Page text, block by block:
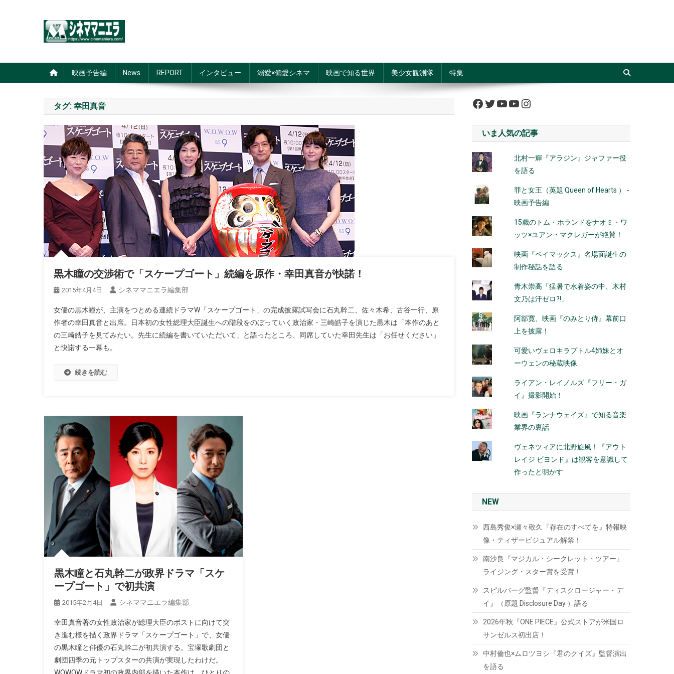
映画予告編 News REPORT インタビュー 溺愛×偏愛シネマ 映画で知る世界 美少女観測隊 特集
タグ: 幸田真音
黒木瞳の交渉術で「スケープゴート」続編を原作・幸田真音が快諾！
2015年4月4日 シネママニエラ編集部
女優の黒木瞳が、主演をつとめる連続ドラマW「スケープゴート」の完成披露試写会に石丸幹二、佐々木希、古谷一行、原
作者の幸田真音と出席。日本初の女性総理大臣誕生への階段をのぼっていく政治家・三崎皓子を演じた黒木は「本作のあと
の三崎皓子を見てみたい。先生に続編を書いていただいて」と語ったところ、同席していた幸田先生は「お任せください」
と快諾する一幕も。
続きを読む
黒木瞳と石丸幹二が政界ドラマ「スケ
ープゴート」で初共演
2015年2月4日 シネママニエラ編集部
幸田真音著の女性政治家が総理大臣のポストに向けて突
き進む様を描く政界ドラマ「スケープゴート」で、女優
の黒木瞳と俳優の石丸幹二が初共演する。宝塚歌劇団と
劇団四季の元トップスターの共演が実現したわけだ。
WOWOWドラマ初の政界内部を描いた本作は、ひとりの
Facebook
Twitter
YouTube
YouTube
Instagram
いま人気の記事
北村一輝『アラジン』ジャファー役
を語る
罪と女王（英題 Queen of Hearts ） -
映画予告編
15歳のトム・ホランドをナオミ・ワ
ッツ×ユアン・マクレガーが絶賛！
映画『ベイマックス』名場面誕生の
制作秘話を語る
青木崇高「猛暑で水着姿の中、木村
文乃は汗ゼロ?!」
阿部寛、映画『のみとり侍』幕前口
上を披露！
可愛いヴェロキラプトル4姉妹とオ
ーウェンの秘蔵映像
ライアン・レイノルズ『フリー・ガ
イ』撮影開始！
映画『ランナウェイズ』で知る音楽
業界の裏話
ヴェネツィアに北野旋風！『アウト
レイジ ビヨンド』は観客を意識して
作ったと明かす
NEW
西島秀俊×瀬々敬久『存在のすべてを』特報映
像・ティザービジュアル解禁！
南沙良『マジカル・シークレット・ツアー』
ライジング・スター賞を受賞！
スピルバーグ監督『ディスクロージャー・デ
イ』（原題 Disclosure Day ）語る
2026年秋『ONE PIECE』公式ストアが米国ロ
サンゼルス初出店！
中村倫也×ムロツヨシ『君のクイズ』監督演出
を語る